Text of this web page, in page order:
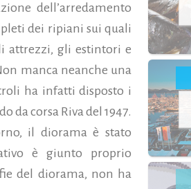
dell’arredamento
dei ripiani sui quali
attrezzi, gli estintori e
manca neanche una
ha infatti disposto i
da corsa Riva del 1947.
il diorama è stato
è giunto proprio
del diorama, non ha